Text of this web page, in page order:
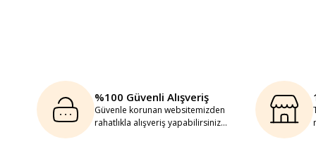
%100 Güvenli Alışveriş
Güvenle korunan websitemizden
rahatlıkla alışveriş yapabilirsiniz...